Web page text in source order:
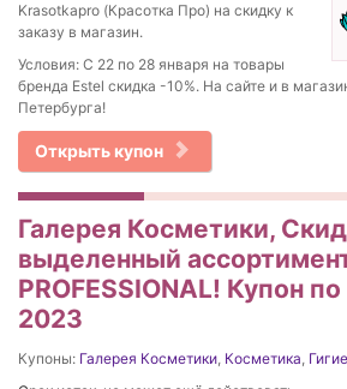
Krasotkapro (Красотка Про) на скидку к
заказу в магазин.
Условия: С 22 по 28 января на товары
бренда Estel скидка -10%. На сайте и в
Петербурга!
Открыть купон
Галерея Косметики,
выделенный
PROFESSIONAL! Купон
2023
Купоны: Галерея Косметики, Косметика,